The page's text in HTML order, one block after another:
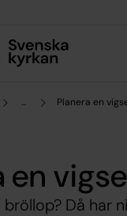
... Planera en
en
Då har